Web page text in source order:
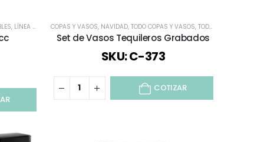
,TODOS VASOS CORPORATIVOS,VERANO,VIAJES Y VACACIONES
, LÍNEA BAMBÚ ,TODOS,VASOS CORPORATIVOS,VIAJES Y VACACIONES
COPAS Y VASOS, NAVIDAD, TODO COPAS Y VASOS, TODOS
Set de Vasos Tequileros Grabados
SKU: C-373
COTIZAR